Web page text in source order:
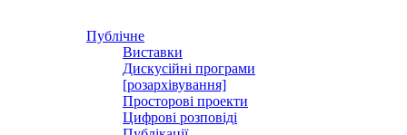
Публічне
Виставки
Дискусійні програми
[розархівування]
Просторові проекти
Цифрові розповіді